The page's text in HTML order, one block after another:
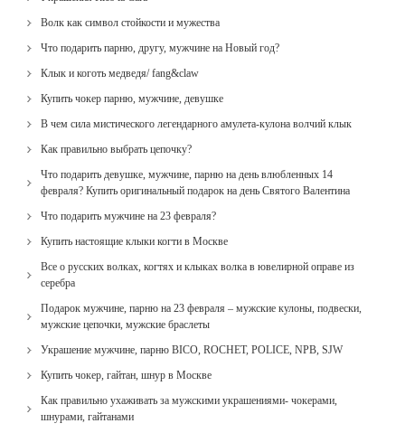
Волк как символ стойкости и мужества
Что подарить парню, другу, мужчине на Новый год?
Клык и коготь медведя/ fang&claw
Купить чокер парню, мужчине, девушке
В чем сила мистического легендарного амулета-кулона волчий клык
Как правильно выбрать цепочку?
Что подарить девушке, мужчине, парню на день влюбленных 14
февраля? Купить оригинальный подарок на день Святого Валентина
Что подарить мужчине на 23 февраля?
Купить настоящие клыки когти в Москве
Все о русских волках, когтях и клыках волка в ювелирной оправе из
серебра
Подарок мужчине, парню на 23 февраля – мужские кулоны, подвески,
мужские цепочки, мужские браслеты
Украшение мужчине, парню BICO, ROCHET, POLICE, NPB, SJW
Купить чокер, гайтан, шнур в Москве
Как правильно ухаживать за мужскими украшениями- чокерами,
шнурами, гайтанами